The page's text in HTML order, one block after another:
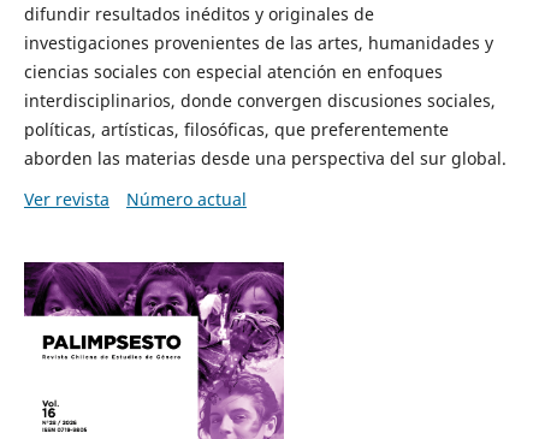
difundir resultados inéditos y originales de
investigaciones provenientes de las artes, humanidades y
ciencias sociales con especial atención en enfoques
interdisciplinarios, donde convergen discusiones sociales,
políticas, artísticas, filosóficas, que preferentemente
aborden las materias desde una perspectiva del sur global.
Ver revista
Número actual